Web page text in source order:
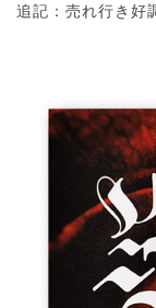
追記：売れ行き好